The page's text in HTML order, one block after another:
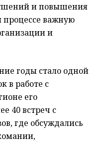
и повышения
процессе важную
и
годы стало одной
в работе с
его
40 встреч с
где обсуждались